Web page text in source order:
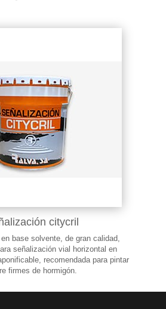
citycril
base solvente, de gran calidad,
señalización vial horizontal en
recomendada para pintar
firmes de hormigón.